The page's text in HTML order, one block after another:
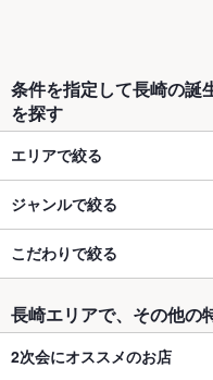
条件を指定して長崎の誕
を探す
エリアで絞る
ジャンルで絞る
こだわりで絞る
長崎エリアで、その他の
2次会にオススメのお店